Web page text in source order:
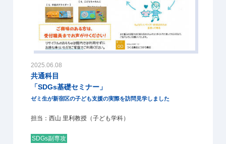
2025.06.08
共通科目
「SDGs基礎セミナー」
ゼミ生が新宿区の子ども支援の実際を訪問見学しました
担当：西山 里利教授（子ども学科）
SDGs副専攻